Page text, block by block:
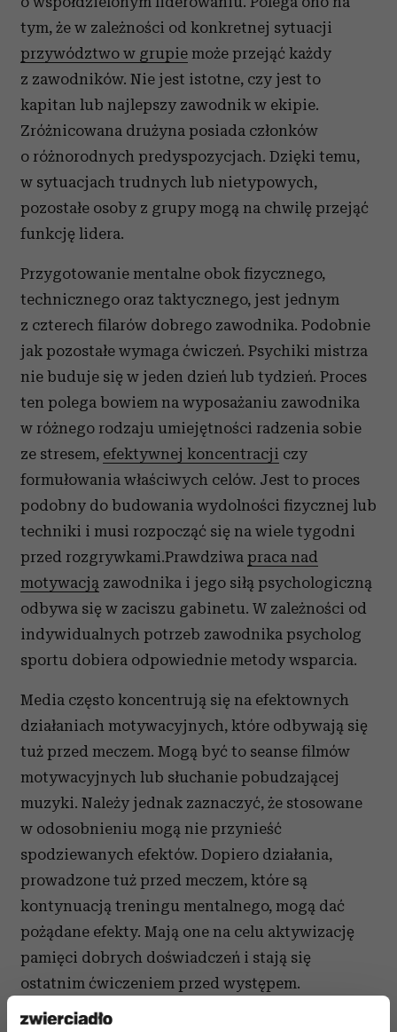
tym, że w zależności od konkretnej sytuacji
przywództwo w grupie może przejąć każdy
z zawodników. Nie jest istotne, czy jest to
kapitan lub najlepszy zawodnik w ekipie.
Zróżnicowana drużyna posiada członków
o różnorodnych predyspozycjach. Dzięki temu,
w sytuacjach trudnych lub nietypowych,
pozostałe osoby z grupy mogą na chwilę przejąć
funkcję lidera.
Przygotowanie mentalne obok fizycznego,
technicznego oraz taktycznego, jest jednym
z czterech filarów dobrego zawodnika. Podobnie
jak pozostałe wymaga ćwiczeń. Psychiki mistrza
nie buduje się w jeden dzień lub tydzień. Proces
ten polega bowiem na wyposażaniu zawodnika
w różnego rodzaju umiejętności radzenia sobie
ze stresem, efektywnej koncentracji czy
formułowania właściwych celów. Jest to proces
podobny do budowania wydolności fizycznej lub
techniki i musi rozpocząć się na wiele tygodni
przed rozgrywkami.Prawdziwa praca nad
motywacją zawodnika i jego siłą psychologiczną
odbywa się w zaciszu gabinetu. W zależności od
indywidualnych potrzeb zawodnika psycholog
sportu dobiera odpowiednie metody wsparcia.
Media często koncentrują się na efektownych
działaniach motywacyjnych, które odbywają się
tuż przed meczem. Mogą być to seanse filmów
motywacyjnych lub słuchanie pobudzającej
muzyki. Należy jednak zaznaczyć, że stosowane
w odosobnieniu mogą nie przynieść
spodziewanych efektów. Dopiero działania,
prowadzone tuż przed meczem, które są
kontynuacją treningu mentalnego, mogą dać
pożądane efekty. Mają one na celu aktywizację
pamięci dobrych doświadczeń i stają się
ostatnim ćwiczeniem przed występem.
Na drodze do stworzenia mistrzowskiej drużyny